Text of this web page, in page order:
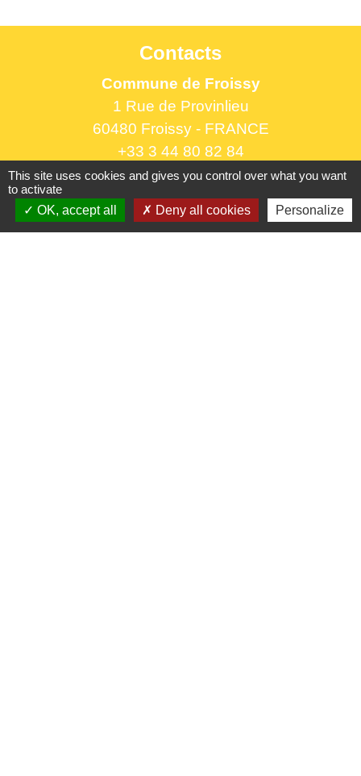
Contacts
Commune de Froissy
1 Rue de Provinlieu
60480 Froissy - FRANCE
+33 3 44 80 82 84
Contact par formulaire
Horaires d'ouverture au public
This site uses cookies and gives you control over what you want
to activate
OK, accept all
Deny all cookies Personalize